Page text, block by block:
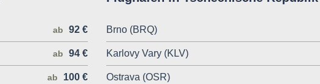
ab 92 €
ab 94 €
ab 100 €
Brno (BRQ)
Karlovy Vary (KLV)
Ostrava (OSR)